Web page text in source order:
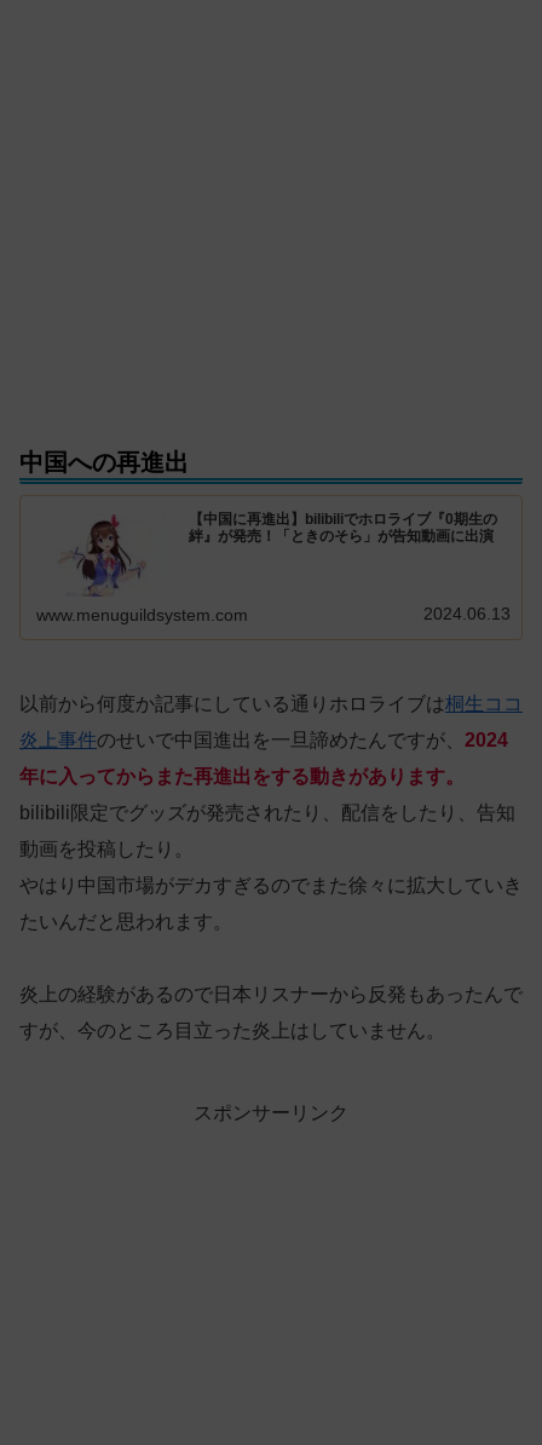
中国への再進出
【中国に再進出】bilibiliでホロライブ『0期生の
絆』が発売！「ときのそら」が告知動画に出演
www.menuguildsystem.com 2024.06.13
以前から何度か記事にしている通りホロライブは桐生ココ
炎上事件のせいで中国進出を一旦諦めたんですが、 2024
年に入ってからまた再進出をする動きがあります。
bilibili限定でグッズが発売されたり、配信をしたり、告知
動画を投稿したり。
やはり中国市場がデカすぎるのでまた徐々に拡大していき
たいんだと思われます。
炎上の経験があるので日本リスナーから反発もあったんで
すが、今のところ目立った炎上はしていません。
スポンサーリンク